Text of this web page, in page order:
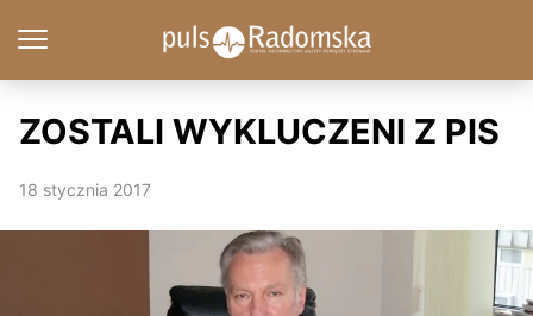
ZOSTALI WYKLUCZENI Z PIS
18 stycznia 2017